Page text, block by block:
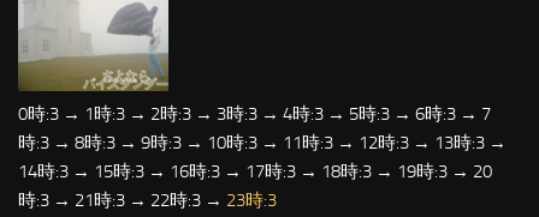
0時:3 → 1時:3 → 2時:3 → 3時:3 → 4時:3 → 5時:3 → 6時:3 → 7
時:3 → 8時:3 → 9時:3 → 10時:3 → 11時:3 → 12時:3 → 13時:3 →
14時:3 → 15時:3 → 16時:3 → 17時:3 → 18時:3 → 19時:3 → 20
時:3 → 21時:3 → 22時:3 → 23時:3